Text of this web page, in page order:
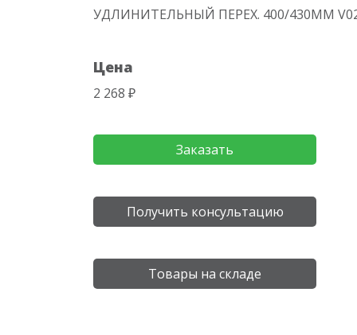
УДЛИНИТЕЛЬНЫЙ ПЕРЕХ. 400/430ММ
Цена
2 268 ₽
Заказать
Получить консультацию
Товары на складе